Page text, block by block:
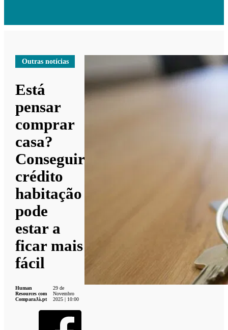
Outras notícias
Está
pensar
comprar
casa?
Conseguir
crédito
habitação
pode
estar a
ficar mais
fácil
Human
Resources com
ComparaJá.pt
29 de
Novembro
2025 | 10:00